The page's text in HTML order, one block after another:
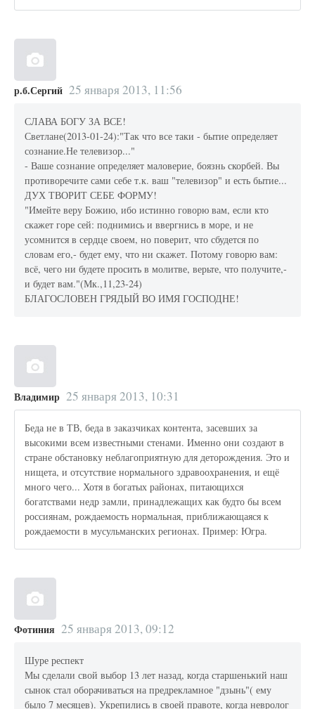
р.б.Сергий 25 января 2013, 11:56
СЛАВА БОГУ ЗА ВСЕ!
Светлане(2013-01-24):"Так что все таки - бытие определяет
сознание.Не телевизор..."
- Ваше сознание определяет маловерие, боязнь скорбей. Вы
противоречите сами себе т.к. ваш "телевизор" и есть бытие...
ДУХ ТВОРИТ СЕБЕ ФОРМУ!
"Имейте веру Божию, ибо истинно говорю вам, если кто
скажет горе сей: поднимись и ввергнись в море, и не
усомнится в сердце своем, но поверит, что сбудется по
словам его,- будет ему, что ни скажет. Потому говорю вам:
всё, чего ни будете просить в молитве, верьте, что получите,-
и будет вам."(Мк.,11,23-24)
БЛАГОСЛОВЕН ГРЯДЫЙ ВО ИМЯ ГОСПОДНЕ!
Владимир 25 января 2013, 10:31
Беда не в ТВ, беда в заказчиках контента, засевших за
высокими всем известными стенами. Именно они создают в
стране обстановку неблагоприятную для деторождения. Это и
нищета, и отсутствие нормального здравоохранения, и ещё
много чего... Хотя в богатых районах, питающихся
богатствами недр замли, принадлежащих как будто бы всем
россиянам, рождаемость нормальная, приближающаяся к
рождаемости в мусульманских регионах. Пример: Югра.
Фотиния 25 января 2013, 09:12
Шуре респект
Мы сделали свой выбор 13 лет назад, когда старшенький наш
сынок стал оборачиваться на предрекламное "дзынь"( ему
было 7 месяцев). Укрепились в своей правоте, когда невролог